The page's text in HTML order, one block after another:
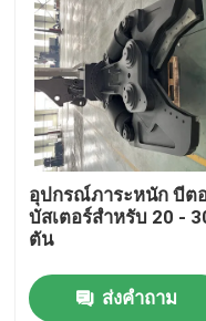
สินค้า
แสดง VR
เกี่ยวกับเรา
ทัวร์โรงงาน
ควบคุมคุณภาพ
อุปกรณ์ภาระหนัก บีต
บัสเตอร์สําหรับ 20 -
ตัน
ส่งคำถาม